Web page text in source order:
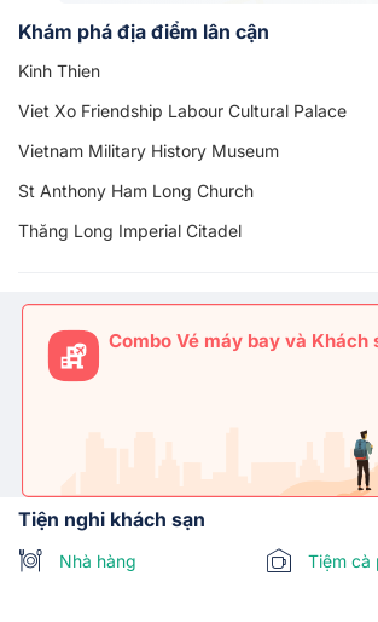
Khám phá địa điểm lân cận
Kinh Thien
Viet Xo Friendship Labour Cultural Palace
Vietnam Military History Museum
St Anthony Ham Long Church
Thăng Long Imperial Citadel
Combo Vé máy bay và Khách
Tiện nghi khách sạn
Nhà hàng Tiệm cà